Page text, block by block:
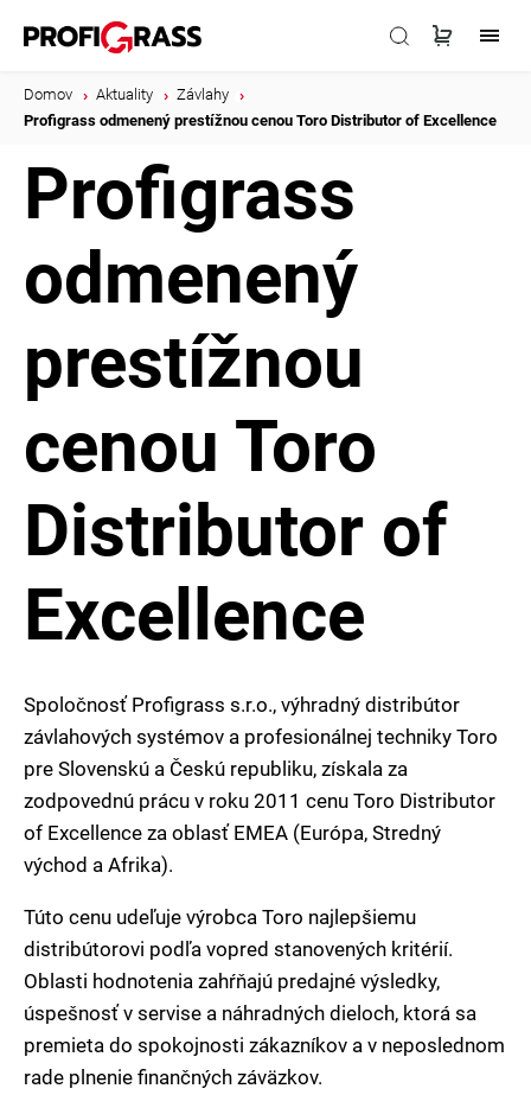
Domov Aktuality Závlahy
Profigrass odmenený prestížnou cenou Toro Distributor of Excellence
Profigrass
odmenený
prestížnou
cenou Toro
Distributor of
Excellence
Spoločnosť Profigrass s.r.o., výhradný distribútor
závlahových systémov a profesionálnej techniky Toro
pre Slovenskú a Českú republiku, získala za
zodpovednú prácu v roku 2011 cenu Toro Distributor
of Excellence za oblasť EMEA (Európa, Stredný
východ a Afrika).
Túto cenu udeľuje výrobca Toro najlepšiemu
distribútorovi podľa vopred stanovených kritérií.
Oblasti hodnotenia zahŕňajú predajné výsledky,
úspešnosť v servise a náhradných dieloch, ktorá sa
premieta do spokojnosti zákazníkov a v neposlednom
rade plnenie finančných záväzkov.